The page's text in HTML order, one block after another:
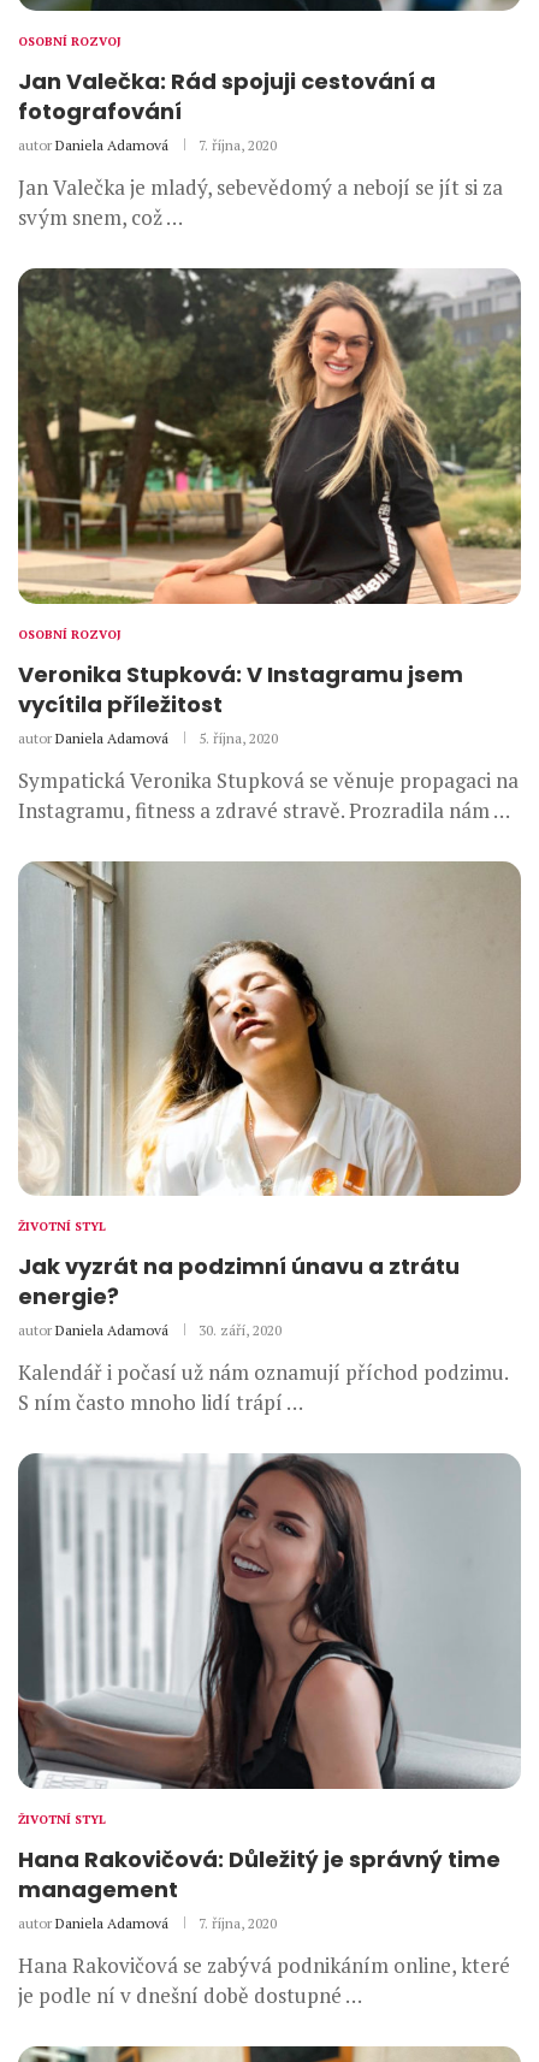
OSOBNÍ ROZVOJ
Jan Valečka: Rád spojuji cestování a
fotografování
autor Daniela Adamová 7. října, 2020
Jan Valečka je mladý, sebevědomý a nebojí se jít si za
svým snem, což …
OSOBNÍ ROZVOJ
Veronika Stupková: V Instagramu jsem
vycítila příležitost
autor Daniela Adamová 5. října, 2020
Sympatická Veronika Stupková se věnuje propagaci na
Instagramu, fitness a zdravé stravě. Prozradila nám …
ŽIVOTNÍ STYL
Jak vyzrát na podzimní únavu a ztrátu
energie?
autor Daniela Adamová 30. září, 2020
Kalendář i počasí už nám oznamují příchod podzimu.
S ním často mnoho lidí trápí …
ŽIVOTNÍ STYL
Hana Rakovičová: Důležitý je správný time
management
autor Daniela Adamová 7. října, 2020
Hana Rakovičová se zabývá podnikáním online, které
je podle ní v dnešní době dostupné …